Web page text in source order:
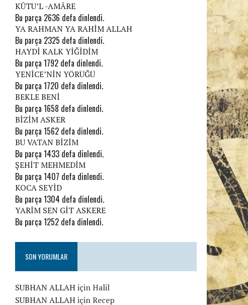
KÛTU’L -AMÂRE
Bu parça 2636 defa dinlendi.
YA RAHMAN YA RAHİM ALLAH
Bu parça 2325 defa dinlendi.
HAYDİ KALK YİĞİDİM
Bu parça 1792 defa dinlendi.
YENİCE’NİN YÖRÜĞÜ
Bu parça 1720 defa dinlendi.
BEKLE BENİ
Bu parça 1658 defa dinlendi.
BİZİM ASKER
Bu parça 1562 defa dinlendi.
BU VATAN BİZİM
Bu parça 1433 defa dinlendi.
ŞEHİT MEHMEDİM
Bu parça 1407 defa dinlendi.
KOCA SEYİD
Bu parça 1304 defa dinlendi.
YARİM SEN GİT ASKERE
Bu parça 1252 defa dinlendi.
SON YORUMLAR
SUBHAN ALLAHiçinHalil
SUBHAN ALLAHiçinRecep